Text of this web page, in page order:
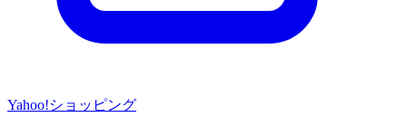
Yahoo!ショッピング